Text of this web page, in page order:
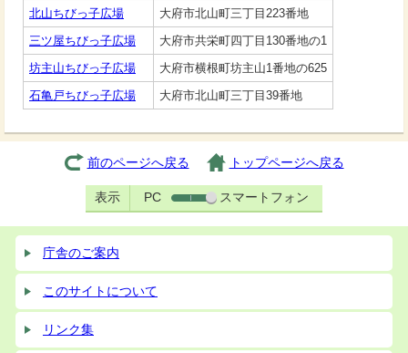
北山ちびっ子広場
大府市北山町三丁目223番地
三ツ屋ちびっ子広場
大府市共栄町四丁目130番地の1
坊主山ちびっ子広場
大府市横根町坊主山1番地の625
石亀戸ちびっ子広場
大府市北山町三丁目39番地
前のページへ戻る トップページへ戻る
表示 PC スマートフォン
庁舎のご案内
このサイトについて
リンク集